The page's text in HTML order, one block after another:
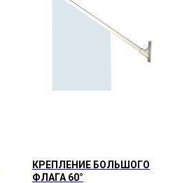
КРЕПЛЕНИЕ БОЛЬШОГО
ФЛАГА 60°